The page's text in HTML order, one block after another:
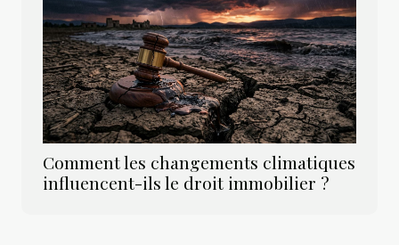
Comment les changements climatiques
influencent-ils le droit immobilier ?